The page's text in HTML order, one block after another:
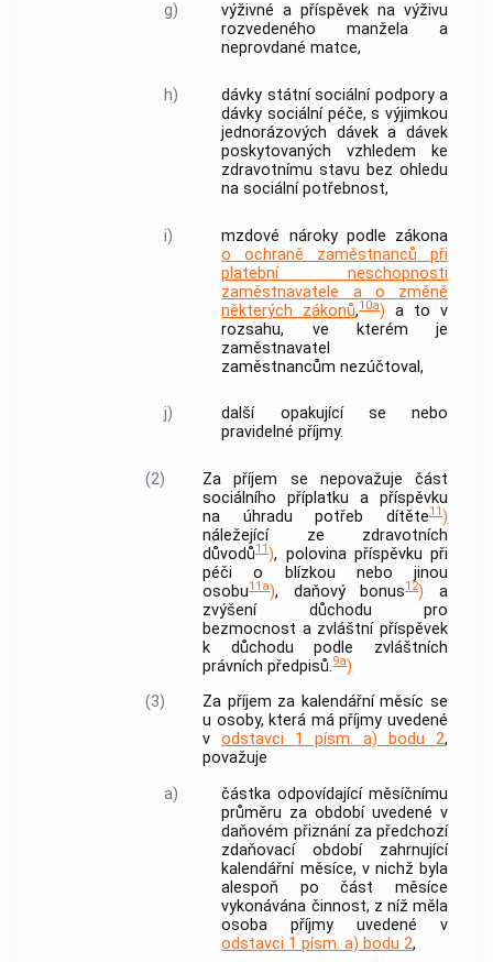
g)
výživné a příspěvek na výživu
rozvedeného manžela a
neprovdané matce,
h)
dávky státní sociální podpory a
dávky sociální péče, s výjimkou
jednorázových dávek a dávek
poskytovaných vzhledem ke
zdravotnímu stavu bez ohledu
na sociální potřebnost,
i)
mzdové nároky podle zákona
o ochraně zaměstnanců při
platební neschopnosti
zaměstnavatele a o změně
některých zákonů,10a) a to v
rozsahu, ve kterém je
zaměstnavatel
zaměstnancům nezúčtoval,
j)
další opakující se nebo
pravidelné příjmy.
(2)
Za příjem se nepovažuje část
sociálního příplatku a příspěvku
na úhradu potřeb dítěte11)
náležející ze zdravotních
důvodů11), polovina příspěvku při
péči o blízkou nebo jinou
osobu11a), daňový bonus12) a
zvýšení důchodu pro
bezmocnost a zvláštní příspěvek
k důchodu podle zvláštních
právních předpisů.9a)
(3)
Za příjem za kalendářní měsíc se
u osoby, která má příjmy uvedené
vodstavci 1 písm. a) bodu 2,
považuje
a)
částka odpovídající měsíčnímu
průměru za období uvedené v
daňovém přiznání za předchozí
zdaňovací období zahrnující
kalendářní měsíce, v nichž byla
alespoň po část měsíce
vykonávána činnost, z níž měla
osoba příjmy uvedené v
odstavci 1 písm. a) bodu 2,